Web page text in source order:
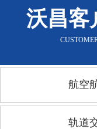
沃昌客
航空
轨道